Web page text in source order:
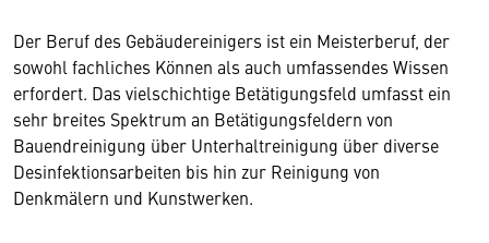
Der Beruf des Gebäudereinigers ist ein Meisterberuf, der
sowohl fachliches Können als auch umfassendes Wissen
erfordert. Das vielschichtige Betätigungsfeld umfasst ein
sehr breites Spektrum an Betätigungsfeldern von
Bauendreinigung über Unterhaltreinigung über diverse
Desinfektionsarbeiten bis hin zur Reinigung von
Denkmälern und Kunstwerken.